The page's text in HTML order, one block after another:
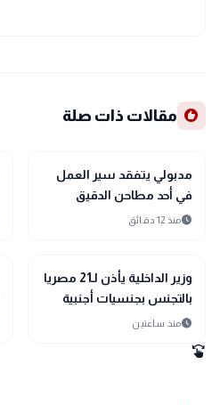
recommend مقالات ذات صلة
public
الأخبار المحليةمدبولي يتفقد سير العمل
في أحد مطاحن الدقيق
بمطروح
scheduleمنذ 12 دقائق
public
الأخبار المحلية
وزير الداخلية يأذن لـ21 مصريا
بالتجنس بجنسيات أجنبية
scheduleمنذ ساعتين
swipe